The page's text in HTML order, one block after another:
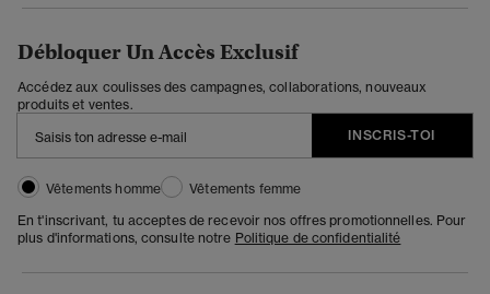
Débloquer Un Accès Exclusif
Accédez aux coulisses des campagnes, collaborations, nouveaux
produits et ventes.
INSCRIS-TOI
Vêtements homme
Vêtements femme
En t'inscrivant, tu acceptes de recevoir nos offres promotionnelles. Pour
plus d'informations, consulte notre Politique de confidentialité